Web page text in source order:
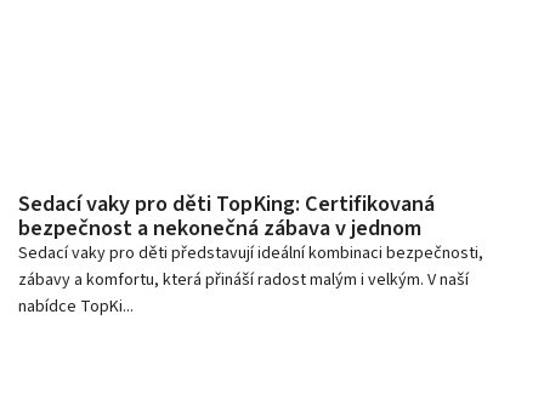
Sedací vaky pro děti TopKing: Certifikovaná
bezpečnost a nekonečná zábava v jednom
Sedací vaky pro děti představují ideální kombinaci bezpečnosti,
zábavy a komfortu, která přináší radost malým i velkým. V naší
nabídce TopKi...